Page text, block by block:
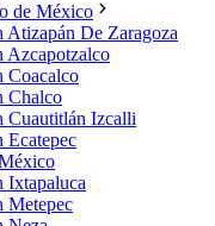
de México
Atizapán De Zaragoza
Azcapotzalco
Coacalco
Chalco
Cuautitlán Izcalli
Ecatepec
Ixtapaluca
Metepec